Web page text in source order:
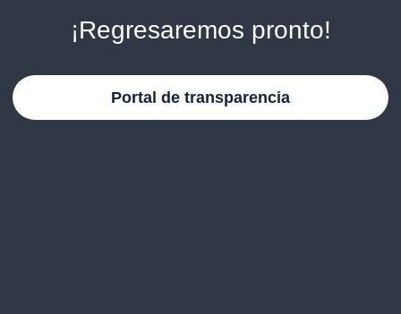
¡Regresaremos pronto!
Portal de transparencia